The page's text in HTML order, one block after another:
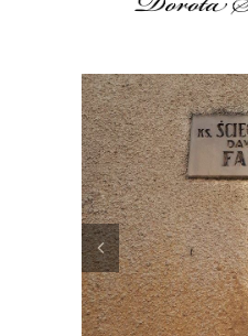
prev